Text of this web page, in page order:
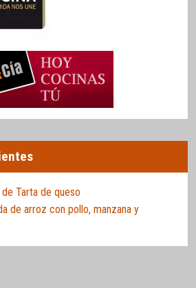
Tarta de queso
de arroz con pollo, manzana y